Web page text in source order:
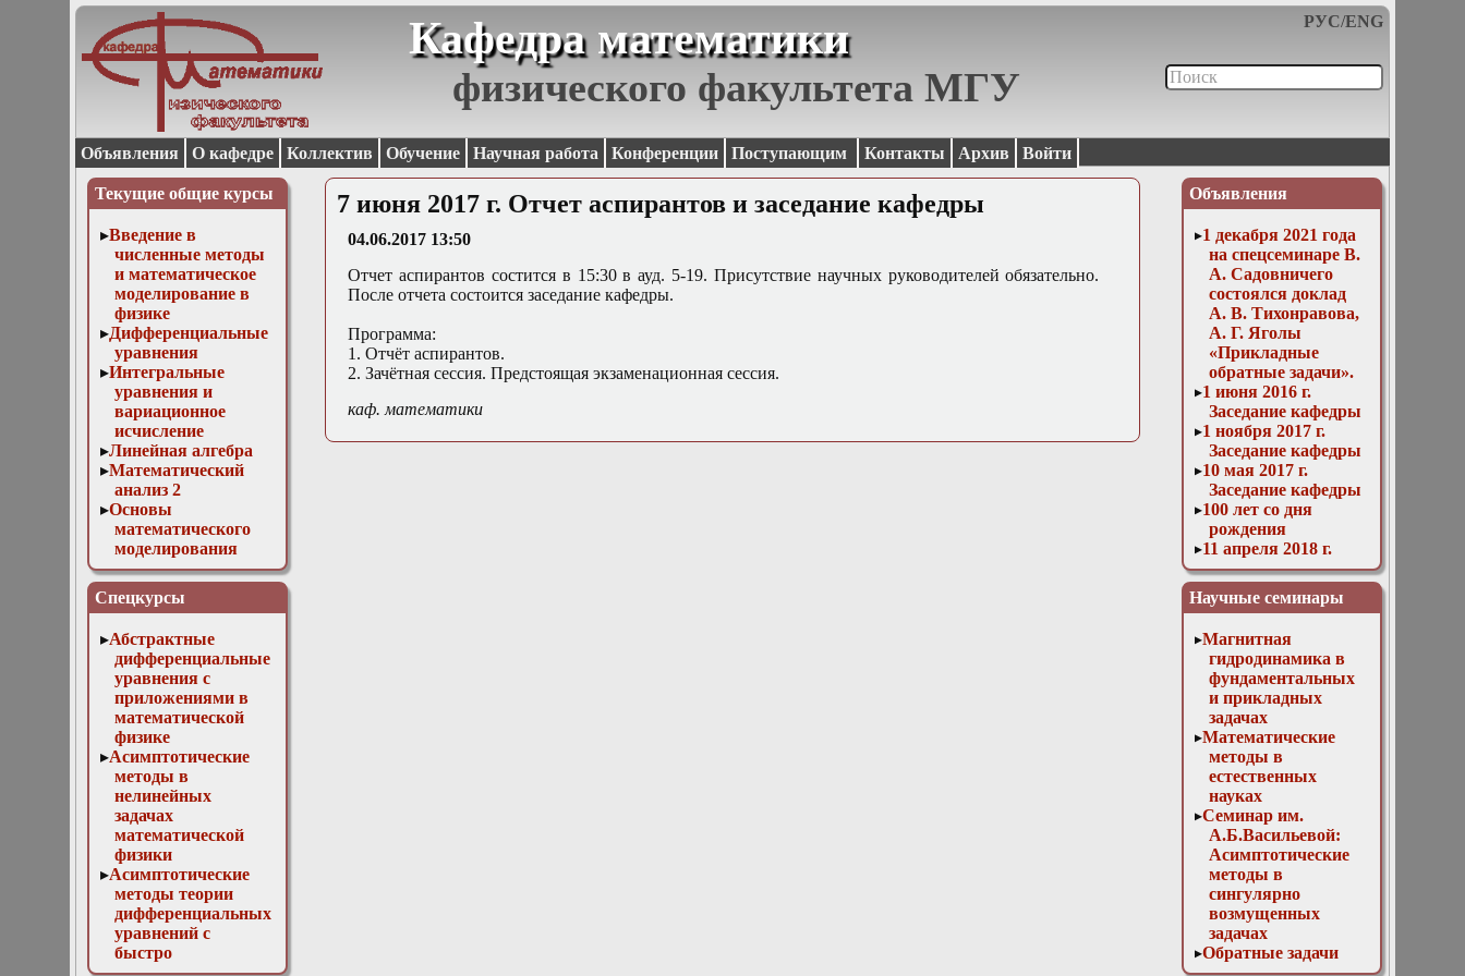
РУС/ENG
Кафедра математики
физического факультета МГУ
Объявления О кафедре Коллектив Обучение Научная работа Конференции Поступающим Контакты Архив Войти
Текущие общие курсы
Введение в
численные методы
и математическое
моделирование в
физике
Дифференциальные
уравнения
Интегральные
уравнения и
вариационное
исчисление
Линейная алгебра
Математический
анализ 2
Основы
математического
моделирования
Численные методы
в физике
Спецкурсы
Абстрактные
дифференциальные
уравнения с
приложениями в
математической
физике
Асимптотические
методы в
нелинейных
задачах
математической
физики
Асимптотические
методы теории
дифференциальных
уравнений с
быстро
осциллирующими
Объявления
1 декабря 2021 года
на спецсеминаре В.
А. Садовничего
состоялся доклад
А. В. Тихонравова,
А. Г. Яголы
«Прикладные
обратные задачи».
1 июня 2016 г.
Заседание кафедры
1 ноября 2017 г.
Заседание кафедры
10 мая 2017 г.
Заседание кафедры
100 лет со дня
рождения
11 апреля 2018 г.
Заседание кафедры
11 мая 2016 г.
Заседание кафедры
Заседание кафедры
12 апреля 2017 г.
Заседание кафедры
13 декабря 2017 г.
Отчет магистров
13 декабря 2023г.
Доклад Д. В.
Лукьяненко
«Особенности
построения
численных схем
для решения
трёхмерных
линейных
некорректно
поставленных
обратных задач с
Научные семинары
Магнитная
гидродинамика в
фундаментальных
и прикладных
задачах
Математические
методы в
естественных
науках
Семинар им.
А.Б.Васильевой:
Асимптотические
методы в
сингулярно
возмущенных
задачах
Обратные задачи
математической
7 июня 2017 г. Отчет аспирантов и заседание кафедры
04.06.2017 13:50
Отчет аспирантов состится в 15:30 в ауд. 5-19. Присутствие научных руководителей обязательно.
После отчета состоится заседание кафедры.
Программа:
1. Отчёт аспирантов.
2. Зачётная сессия. Предстоящая экзаменационная сессия.
каф. математики